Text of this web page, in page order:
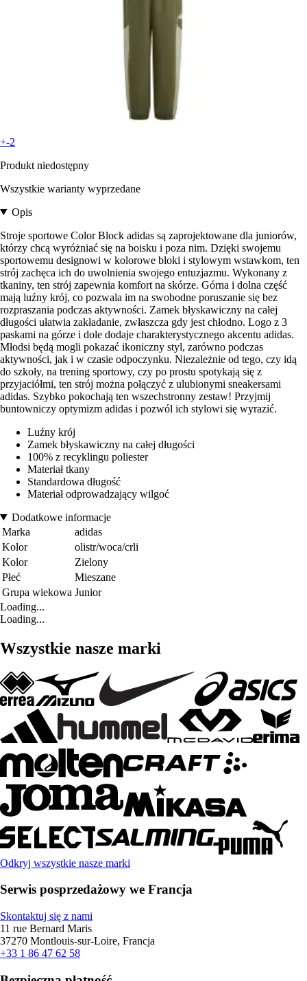
+-2
Produkt niedostępny
Wszystkie warianty wyprzedane
Opis
Stroje sportowe Color Block adidas są zaprojektowane dla juniorów,
którzy chcą wyróżniać się na boisku i poza nim. Dzięki swojemu
sportowemu designowi w kolorowe bloki i stylowym wstawkom, ten
strój zachęca ich do uwolnienia swojego entuzjazmu. Wykonany z
tkaniny, ten strój zapewnia komfort na skórze. Górna i dolna część
mają luźny krój, co pozwala im na swobodne poruszanie się bez
rozpraszania podczas aktywności. Zamek błyskawiczny na całej
długości ułatwia zakładanie, zwłaszcza gdy jest chłodno. Logo z 3
paskami na górze i dole dodaje charakterystycznego akcentu adidas.
Młodsi będą mogli pokazać ikoniczny styl, zarówno podczas
aktywności, jak i w czasie odpoczynku. Niezależnie od tego, czy idą
do szkoły, na trening sportowy, czy po prostu spotykają się z
przyjaciółmi, ten strój można połączyć z ulubionymi sneakersami
adidas. Szybko pokochają ten wszechstronny zestaw! Przyjmij
buntowniczy optymizm adidas i pozwól ich stylowi się wyrazić.
Luźny krój
Zamek błyskawiczny na całej długości
100% z recyklingu poliester
Materiał tkany
Standardowa długość
Materiał odprowadzający wilgoć
Dodatkowe informacje
Marka
adidas
Kolor
olistr/woca/crli
Kolor
Zielony
Płeć
Mieszane
Grupa wiekowa Junior
Loading...
Loading...
Wszystkie nasze marki
Odkryj wszystkie nasze marki
Serwis posprzedażowy we Francja
Skontaktuj się z nami
11 rue Bernard Maris
37270 Montlouis-sur-Loire, Francja
+33 1 86 47 62 58